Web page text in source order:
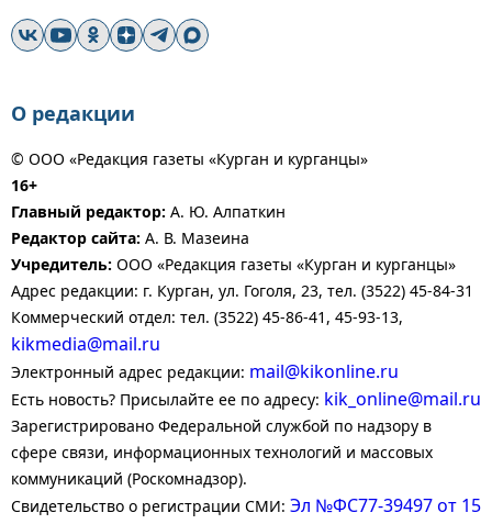
О редакции
© ООО «Редакция газеты «Курган и курганцы»
16+
Главный редактор: А. Ю. Алпаткин
Редактор сайта: А. В. Мазеина
Учредитель: ООО «Редакция газеты «Курган и курганцы»
Адрес редакции: г. Курган, ул. Гоголя, 23, тел. (3522) 45-84-31
Коммерческий отдел: тел. (3522) 45-86-41, 45-93-13,
kikmedia@mail.ru
Электронный адрес редакции: mail@kikonline.ru
Есть новость? Присылайте ее по адресу: kik_online@mail.ru
Зарегистрировано Федеральной службой по надзору в
сфере связи, информационных технологий и массовых
коммуникаций (Роскомнадзор).
Свидетельство о регистрации СМИ: Эл №ФС77-39497 от 15